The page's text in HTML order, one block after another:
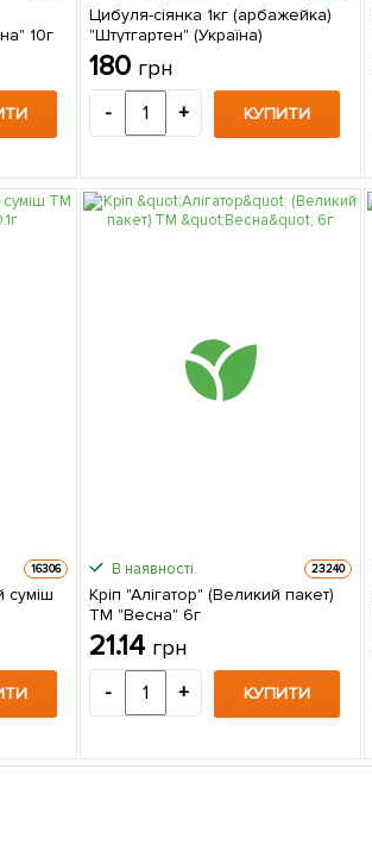
10г
Цибуля-сіянка 1кг (арбажейка)
"Штутгартен" (Україна)
180 грн
- + КУПИТИ
16306
суміш
В наявності. 23240
Кріп "Алігатор" (Великий пакет)
ТМ "Весна" 6г
21.14 грн
- + КУПИТИ